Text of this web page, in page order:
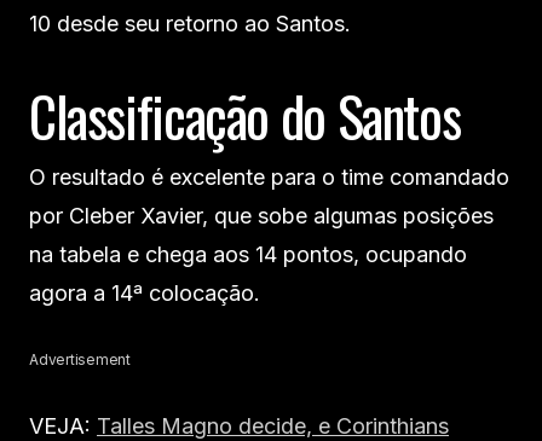
10 desde seu retorno ao Santos.
Classificação do Santos
O resultado é excelente para o time comandado
por Cleber Xavier, que sobe algumas posições
na tabela e chega aos 14 pontos, ocupando
agora a 14ª colocação.
Advertisement
VEJA: Talles Magno decide, e Corinthians